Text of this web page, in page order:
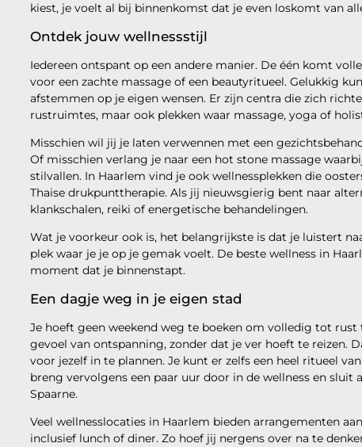
kiest, je voelt al bij binnenkomst dat je even loskomt van
Ontdek jouw wellnessstijl
Iedereen ontspant op een andere manier. De één komt
voor een zachte massage of een beautyritueel. Gelukkig
afstemmen op je eigen wensen. Er zijn centra die zich
rustruimtes, maar ook plekken waar massage, yoga of
Misschien wil jij je laten verwennen met een
Of misschien verlang je naar een hot stone massage
stilvallen. In Haarlem vind je ook wellnessplekken die
Thaise drukpunttherapie. Als jij nieuwsgierig bent naar
klankschalen, reiki of energetische behandelingen.
Wat je voorkeur ook is, het belangrijkste is dat je luistert
plek waar je je op je gemak voelt. De beste wellness in
moment dat je binnenstapt.
Een dagje weg in je eigen stad
Je hoeft geen weekend weg te boeken om volledig tot rust
gevoel van ontspanning, zonder dat je ver hoeft te reizen.
voor jezelf in te plannen. Je kunt er zelfs een heel ritueel
breng vervolgens een paar uur door in de wellness en
Spaarne.
Veel wellnesslocaties in Haarlem bieden arrangementen
inclusief lunch of diner. Zo hoef jij nergens over na te